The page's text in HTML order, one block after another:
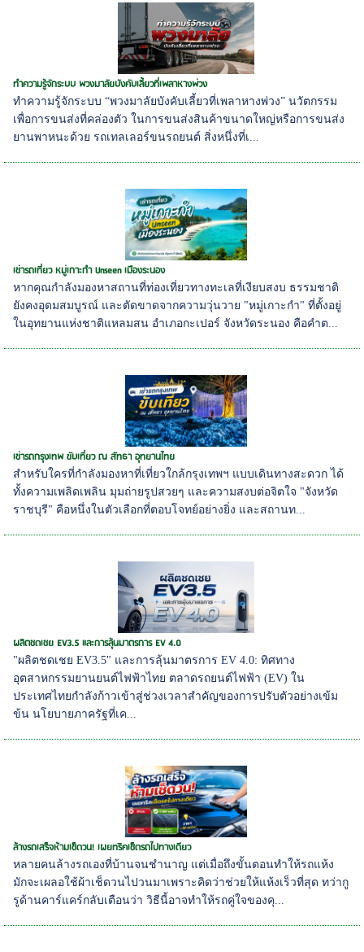
ทำความรู้จักระบบ พวงมาลัยบังคับเลี้ยวที่เพลาหางพ่วง
ทำความรู้จักระบบ “พวงมาลัยบังคับเลี้ยวที่เพลาหางพ่วง” นวัตกรรม
เพื่อการขนส่งที่คล่องตัว ในการขนส่งสินค้าขนาดใหญ่หรือการขนส่ง
ยานพาหนะด้วย รถเทลเลอร์ขนรถยนต์ สิ่งหนึ่งที่เ...
เช่ารถเที่ยว หมู่เกาะกำ Unseen เมืองระนอง
หากคุณกำลังมองหาสถานที่ท่องเที่ยวทางทะเลที่เงียบสงบ ธรรมชาติ
ยังคงอุดมสมบูรณ์ และตัดขาดจากความวุ่นวาย "หมู่เกาะกำ" ที่ตั้งอยู่
ในอุทยานแห่งชาติแหลมสน อำเภอกะเปอร์ จังหวัดระนอง คือคำต...
เช่ารถกรุงเทพ ขับเที่ยว ณ สัทธา อุทยานไทย
สำหรับใครที่กำลังมองหาที่เที่ยวใกล้กรุงเทพฯ แบบเดินทางสะดวก ได้
ทั้งความเพลิดเพลิน มุมถ่ายรูปสวยๆ และความสงบต่อจิตใจ "จังหวัด
ราชบุรี" คือหนึ่งในตัวเลือกที่ตอบโจทย์อย่างยิ่ง และสถานท...
ผลิตชดเชย EV3.5 และการลุ้นมาตรการ EV 4.0
"ผลิตชดเชย EV3.5" และการลุ้นมาตรการ EV 4.0: ทิศทาง
อุตสาหกรรมยานยนต์ไฟฟ้าไทย ตลาดรถยนต์ไฟฟ้า (EV) ใน
ประเทศไทยกำลังก้าวเข้าสู่ช่วงเวลาสำคัญของการปรับตัวอย่างเข้ม
ข้น นโยบายภาครัฐที่เค...
ล้างรถเสร็จห้ามเช็ดวน! เผยทริคเช็ดรถไปทางเดียว
หลายคนล้างรถเองที่บ้านจนชำนาญ แต่เมื่อถึงขั้นตอนทำให้รถแห้ง
มักจะเผลอใช้ผ้าเช็ดวนไปวนมาเพราะคิดว่าช่วยให้แห้งเร็วที่สุด ทว่ากู
รูด้านคาร์แคร์กลับเตือนว่า วิธีนี้อาจทำให้รถคู่ใจของคุ...